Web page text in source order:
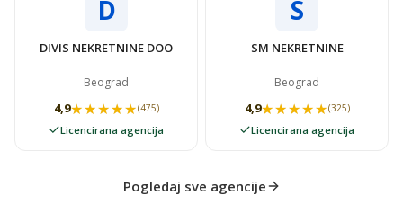
D
DIVIS NEKRETNINE DOO
Beograd
4,9★★★★★
★★★★★(475)
Licencirana agencija
S
SM NEKRETNINE
Beograd
4,9★★★★★
★★★★★(325)
Licencirana agencija
Pogledaj sve agencije